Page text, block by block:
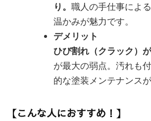
り。 職人の手仕事によ
温かみが魅力です。
デメリット
ひび割れ（クラック）
が最大の弱点。汚れも
的な塗装メンテナンス
【こんな人におすすめ！】